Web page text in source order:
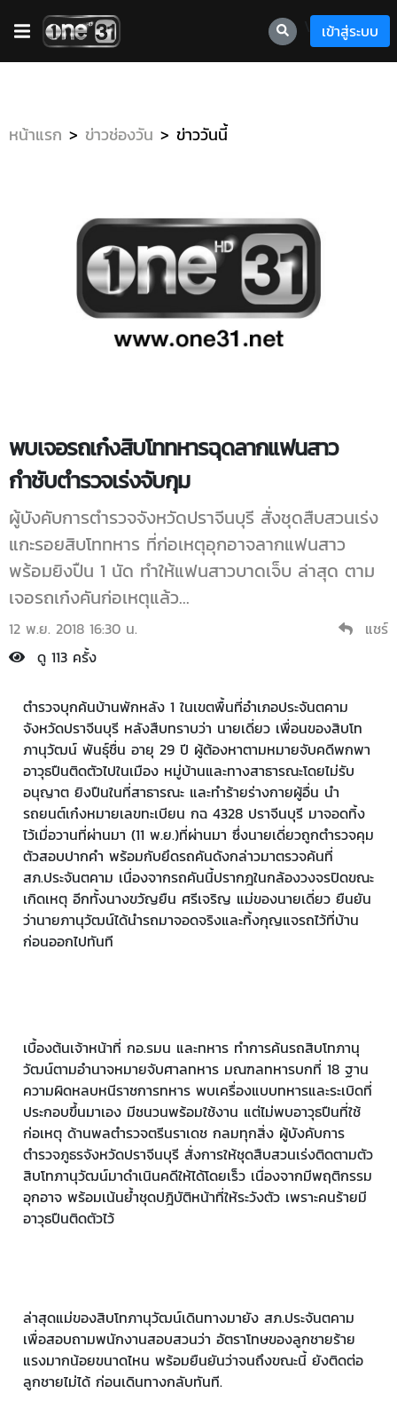
เข้าสู่ระบบ
หน้าแรก ข่าวช่องวัน ข่าววันนี้
พบเจอรถเก๋งสิบโททหารฉุดลากแฟนสาว
กำชับตำรวจเร่งจับกุม
ผู้บังคับการตำรวจจังหวัดปราจีนบุรี สั่งชุดสืบสวนเร่ง
แกะรอยสิบโททหาร ที่ก่อเหตุอุกอาจลากแฟนสาว
พร้อมยิงปืน 1 นัด ทำให้แฟนสาวบาดเจ็บ ล่าสุด ตาม
เจอรถเก๋งคันก่อเหตุแล้ว...
12 พ.ย. 2018 16:30 น.
แชร์
ดู 113 ครั้ง
ตำรวจบุกค้นบ้านพักหลัง 1 ในเขตพื้นที่อำเภอประจันตคาม
จังหวัดปราจีนบุรี หลังสืบทราบว่า นายเดี่ยว เพื่อนของสิบโท
ภานุวัฒน์ พันธุ์ชื่น อายุ 29 ปี ผู้ต้องหาตามหมายจับคดีพกพา
อาวุธปืนติดตัวไปในเมือง หมู่บ้านและทางสาธารณะโดยไม่รับ
อนุญาต ยิงปืนในที่สาธารณะ และทำร้ายร่างกายผู้อื่น นำ
รถยนต์เก๋งหมายเลขทะเบียน กฉ 4328 ปราจีนบุรี มาจอดทิ้ง
ไว้เมื่อวานที่ผ่านมา (11 พ.ย.)ที่ผ่านมา ซึ่งนายเดี่ยวถูกตำรวจคุม
ตัวสอบปากคำ พร้อมกับยึดรถคันดังกล่าวมาตรวจค้นที่
สภ.ประจันตคาม เนื่องจากรถคันนี้ปรากฎในกล้องวงจรปิดขณะ
เกิดเหตุ อีกทั้งนางขวัญยืน ศรีเจริญ แม่ของนายเดี่ยว ยืนยัน
ว่านายภานุวัฒน์ได้นำรถมาจอดจริงและทิ้งกุญแจรถไว้ที่บ้าน
ก่อนออกไปทันที
เบื้องต้นเจ้าหน้าที่ กอ.รมน และทหาร ทำการค้นรถสิบโทภานุ
วัฒน์ตามอำนาจหมายจับศาลทหาร มณฑลทหารบกที่ 18 ฐาน
ความผิดหลบหนีราชการทหาร พบเครื่องแบบทหารและระเบิดที่
ประกอบขึ้นมาเอง มีชนวนพร้อมใช้งาน แต่ไม่พบอาวุธปืนที่ใช้
ก่อเหตุ ด้านพลตำรวจตรีนราเดช กลมทุกสิ่ง ผู้บังคับการ
ตำรวจภูธรจังหวัดปราจีนบุรี สั่งการให้ชุดสืบสวนเร่งติดตามตัว
สิบโทภานุวัฒน์มาดำเนินคดีให้ได้โดยเร็ว เนื่องจากมีพฤติกรรม
อุกอาจ พร้อมเน้นย้ำชุดปฎิบัติหน้าที่ให้ระวังตัว เพราะคนร้ายมี
อาวุธปืนติดตัวไว้
ล่าสุดแม่ของสิบโทภานุวัฒน์เดินทางมายัง สภ.ประจันตคาม
เพื่อสอบถามพนักงานสอบสวนว่า อัตราโทษของลูกชายร้าย
แรงมากน้อยขนาดไหน พร้อมยืนยันว่าจนถึงขณะนี้ ยังติดต่อ
ลูกชายไม่ได้ ก่อนเดินทางกลับทันที.